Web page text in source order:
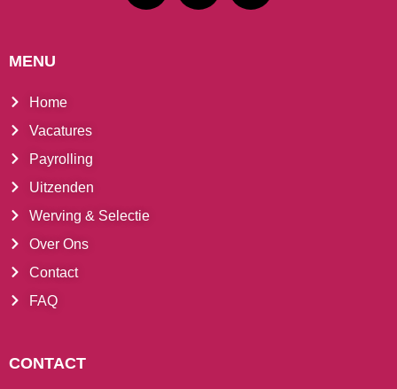
MENU
Home
Vacatures
Payrolling
Uitzenden
Werving & Selectie
Over Ons
Contact
FAQ
CONTACT